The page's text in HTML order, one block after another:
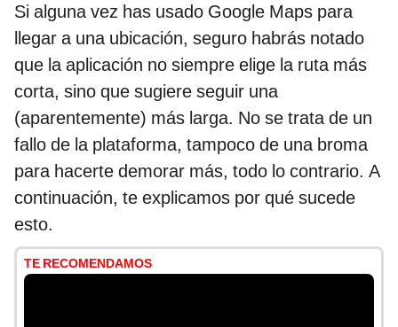
Si alguna vez has usado Google Maps para
llegar a una ubicación, seguro habrás notado
que la aplicación no siempre elige la ruta más
corta, sino que sugiere seguir una
(aparentemente) más larga. No se trata de un
fallo de la plataforma, tampoco de una broma
para hacerte demorar más, todo lo contrario. A
continuación, te explicamos por qué sucede
esto.
TE RECOMENDAMOS